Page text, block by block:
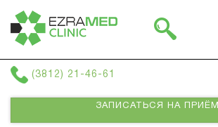
(3812) 21-46-61
ЗАПИСАТЬСЯ НА ПРИЁМ